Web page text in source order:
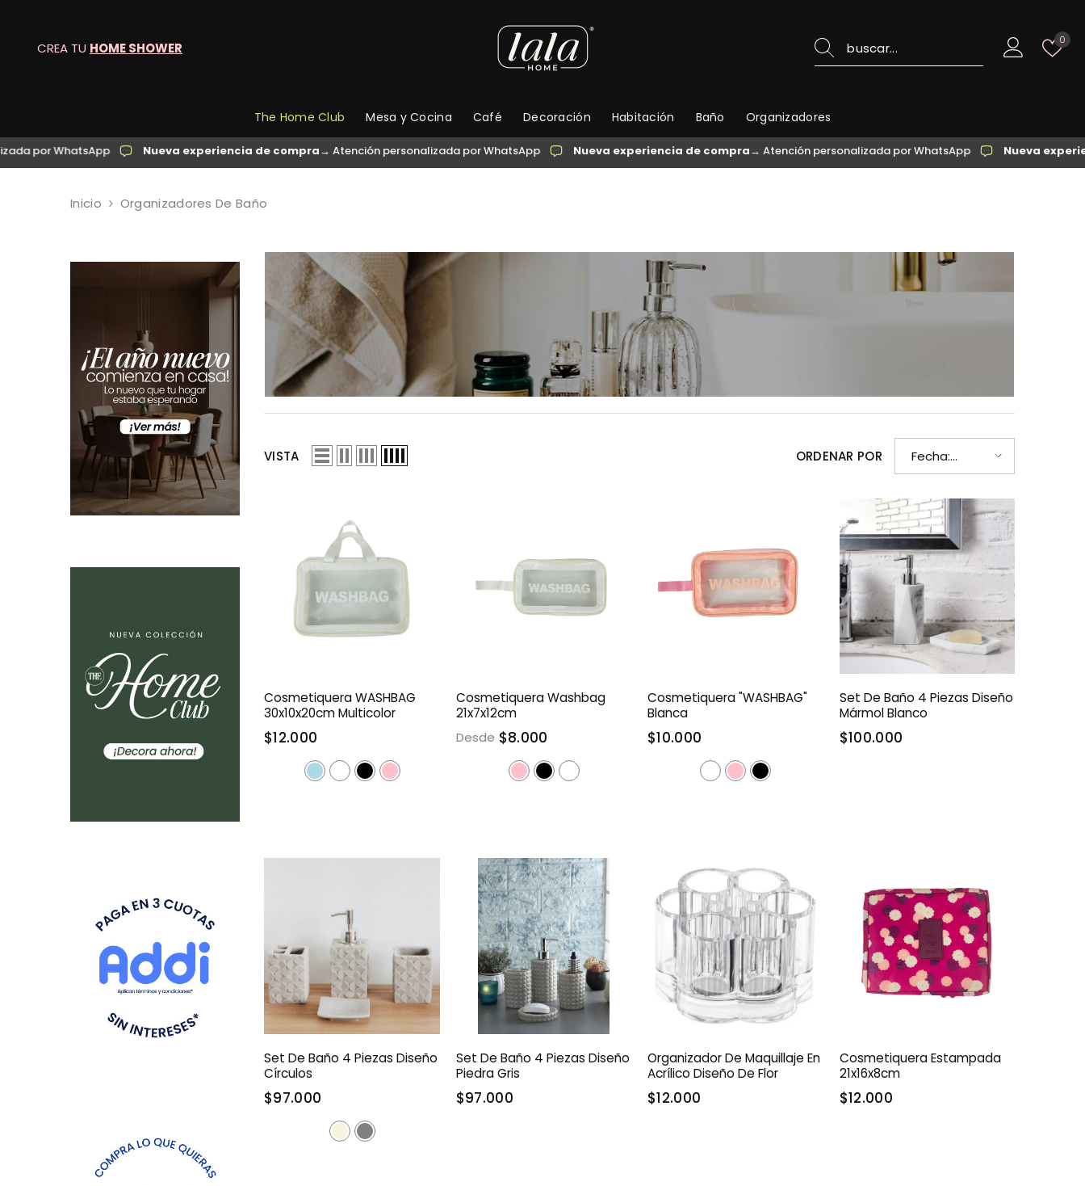
CREA TU HOME SHOWER 0
The Home Club Mesa y Cocina Café Decoración Habitación Baño Organizadores
Nueva experiencia de compra→ Atención personalizada por WhatsApp Nueva experiencia de compra→ Atención personalizada por WhatsApp Nueva experiencia de
Inicio Organizadores De Baño
VISTA ORDENAR POR
Fecha:
reciente a
antiguo(a)
Cosmetiquera WASHBAG
30x10x20cm Multicolor
$12.000
Cosmetiquera Washbag
21x7x12cm
Desde $8.000
Cosmetiquera "WASHBAG"
Blanca
$10.000
Set De Baño 4 Piezas Diseño
Mármol Blanco
$100.000
Set De Baño 4 Piezas Diseño
Círculos
$97.000
Set De Baño 4 Piezas Diseño
Piedra Gris
$97.000
Organizador De Maquillaje En
Acrílico Diseño De Flor
$12.000
Cosmetiquera Estampada
21x16x8cm
$12.000